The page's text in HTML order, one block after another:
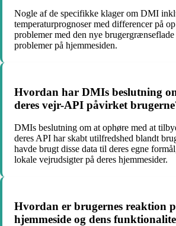
Nogle af de specifikke klager om DMI
temperaturprognoser med differencer på
problemer med den nye
problemer på hjemmesiden.
Hvordan har DMIs beslutning
deres vejr-API påvirket
DMIs beslutning om at ophøre med at
deres API har skabt utilfredshed blandt
havde brugt disse data til deres egne
lokale vejrudsigter på deres hjemmesider.
Hvordan er brugernes reaktion
hjemmeside og dens